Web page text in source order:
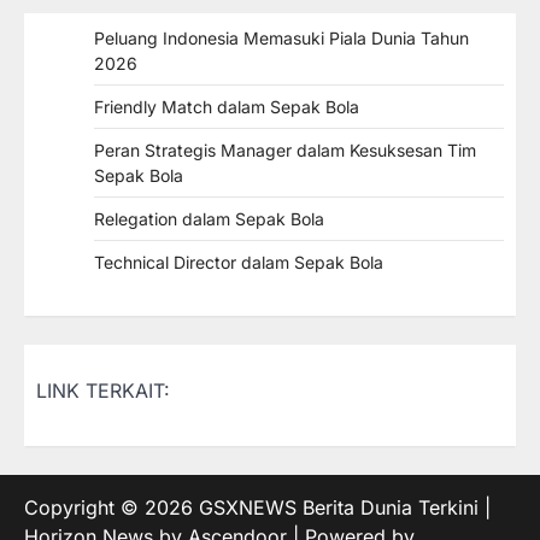
Peluang Indonesia Memasuki Piala Dunia Tahun
2026
Friendly Match dalam Sepak Bola
Peran Strategis Manager dalam Kesuksesan Tim
Sepak Bola
Relegation dalam Sepak Bola
Technical Director dalam Sepak Bola
LINK TERKAIT:
Copyright © 2026 GSXNEWS Berita Dunia Terkini